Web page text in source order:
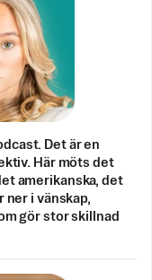
Det är en
Här möts det
amerikanska, det
ner i vänskap,
gör stor skillnad